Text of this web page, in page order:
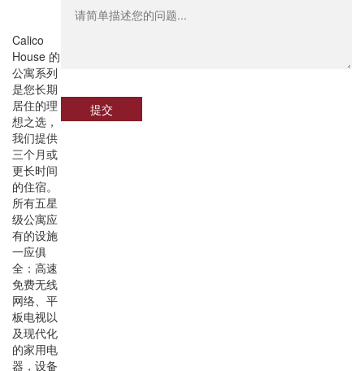
Calico
House 的
公寓系列
是您长期
居住的理
想之选，
我们提供
三个月或
更长时间
的住宿。
所有五星
级公寓应
有的设施
一应俱
全：高速
免费无线
网络、平
板电视以
及现代化
的家用电
器，设备
提交